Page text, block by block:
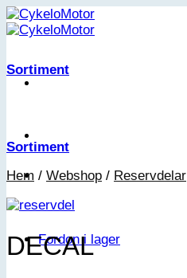
Skip
to
Fordon i lager
Sortiment
Sortiment
Hem / Webshop / Reservdelar
DECAL